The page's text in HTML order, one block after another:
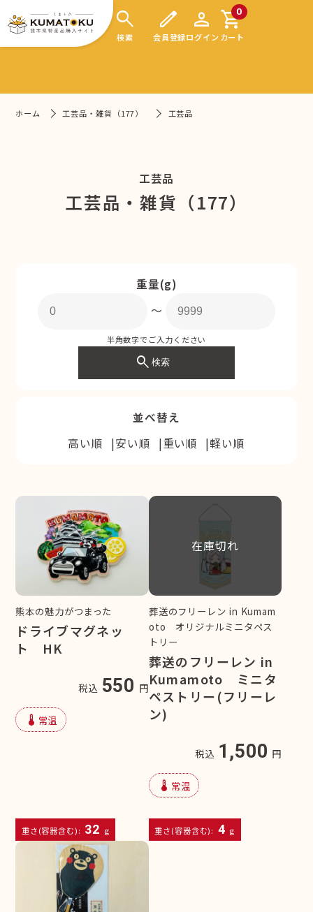
search
検索
edit
会員登録
person
ログイン
0
shopping_cart
カート
ホーム 工芸品・雑貨（177） 工芸品
工芸品
工芸品・雑貨（177）
重量(g)
〜
半角数字でご入力ください
search検索
並べ替え
高い順
安い順 重い順 軽い順
熊本の魅力がつまった
ドライブマグネッ
ト HK
税込 550 円
device_thermostat 常温
重さ(容器含む): 32 g
在庫切れ
葬送のフリーレン in Kumam
oto オリジナルミニタペス
トリー
葬送のフリーレン in
Kumamoto ミニタ
ペストリー(フリーレ
ン)
税込 1,500 円
device_thermostat 常温
重さ(容器含む): 4 g